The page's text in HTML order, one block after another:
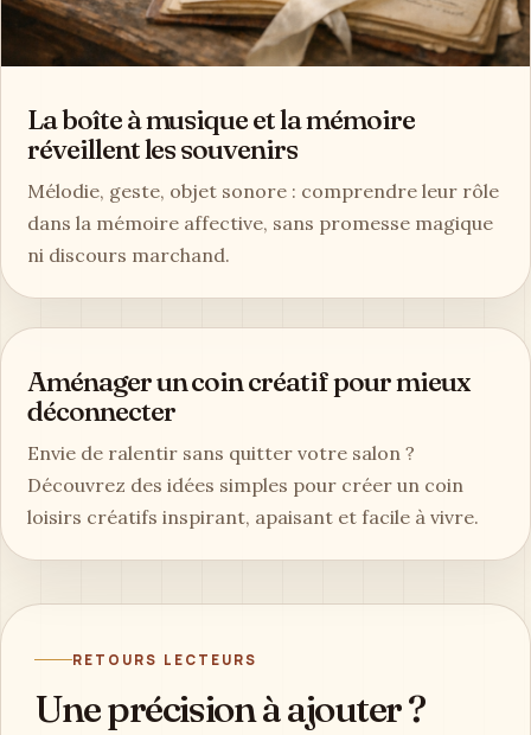
La boîte à musique et la mémoire
réveillent les souvenirs
Mélodie, geste, objet sonore : comprendre leur rôle
dans la mémoire affective, sans promesse magique
ni discours marchand.
Aménager un coin créatif pour mieux
déconnecter
Envie de ralentir sans quitter votre salon ?
Découvrez des idées simples pour créer un coin
loisirs créatifs inspirant, apaisant et facile à vivre.
RETOURS LECTEURS
Une précision à ajouter ?